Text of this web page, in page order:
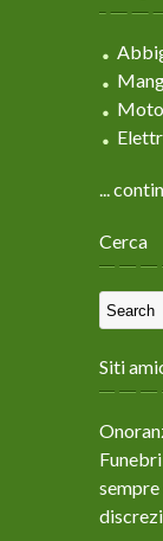
...
Cerca
Siti